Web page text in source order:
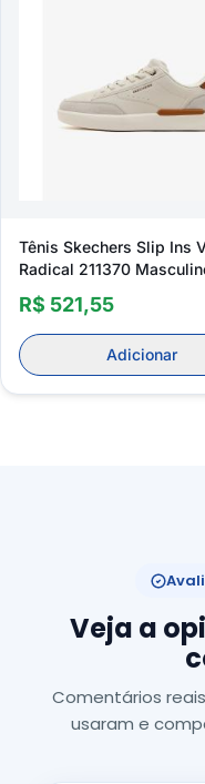
Tênis Skechers Slip Ins
Radical 211370
R$ 521,55
Adicionar
Veja a
Comentários
usaram e